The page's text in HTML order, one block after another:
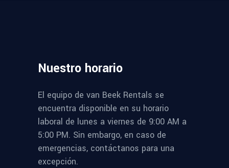
Nuestro horario
El equipo de van Beek Rentals se
encuentra disponible en su horario
laboral de lunes a viernes de 9:00 AM a
5:00 PM. Sin embargo, en caso de
emergencias, contáctanos para una
excepción.